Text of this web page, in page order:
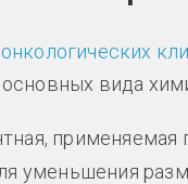
вида
применяемая
уменьшения